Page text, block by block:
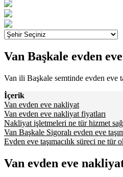
Van Başkale evden eve
Van ili Başkale semtinde evden eve
İçerik
Van evden eve nakliyat
Van evden eve nakliyat fiyatları
Nakliyat işletmeleri ne tür hizmet
Van Başkale Sigoralı evden eve
Evden eve taşımacılık süreci ne tür
Van evden eve